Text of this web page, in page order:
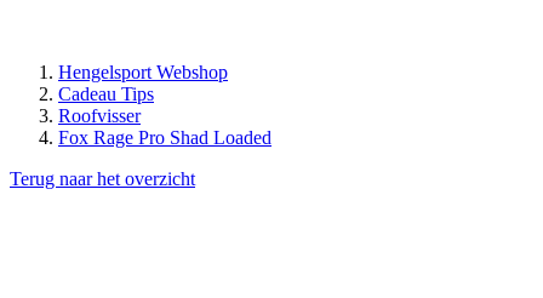
Hengelsport Webshop
Cadeau Tips
Roofvisser
Fox Rage Pro Shad Loaded
Terug naar het overzicht